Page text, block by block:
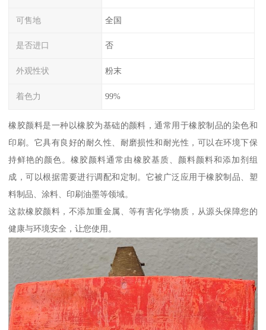
可售地 全国
是否进口 否
外观性状 粉末
着色力 99%
橡胶颜料是一种以橡胶为基础的颜料，通常用于橡胶制品的染色和
印刷。它具有良好的耐久性、耐磨损性和耐光性，可以在环境下保
持鲜艳的颜色。橡胶颜料通常由橡胶基质、颜料颜料和添加剂组
成，可以根据需要进行调配和定制。它被广泛应用于橡胶制品、塑
料制品、涂料、印刷油墨等领域。
这款橡胶颜料，不添加重金属、等有害化学物质，从源头保障您的
健康与环境安全，让您使用。